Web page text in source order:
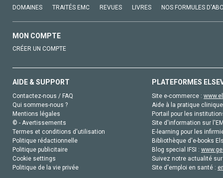
DOMAINES TRAITÉS EMC REVUES LIVRES NOS FORMULES
MON COMPTE
CRÉER UN COMPTE
AIDE & SUPPORT
Contactez-nous / FAQ
Qui sommes-nous ?
Mentions légales
© - Avertissements
Termes et conditions d'utilisation
Politique rédactionnelle
Politique publicitaire
Cookie settings
Politique de la vie privée
PLATEFORMES
Site e-commerce :
Aide à la pratique
Portail pour les
Site d'information sur
E-learning pour les
Bibliothèque d'e-books
Blog special IFSI :
Suivez notre actualité
Site d'emploi en santé :